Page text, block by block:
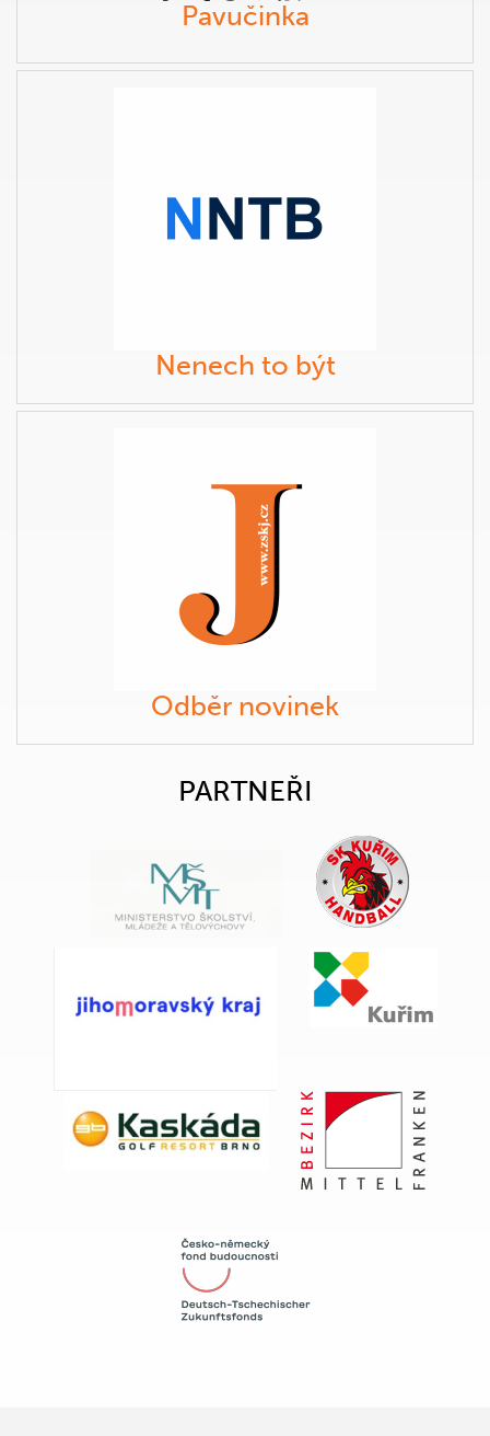
Pavučinka
Nenech to být
Odběr novinek
PARTNEŘI